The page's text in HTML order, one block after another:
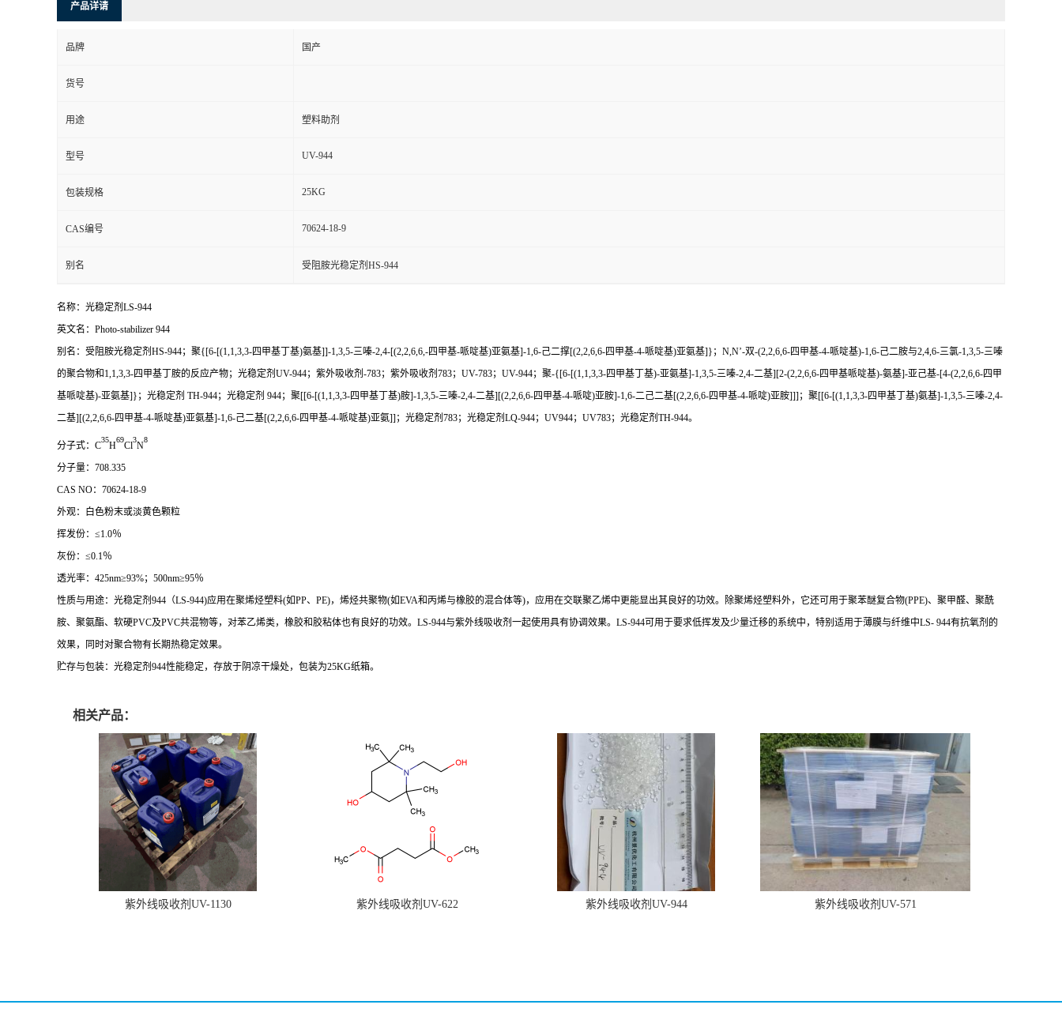
产品详请
品牌 国产
货号
用途 塑料助剂
型号 UV-944
包装规格 25KG
CAS编号 70624-18-9
别名 受阻胺光稳定剂HS-944
名称：光稳定剂LS-944
英文名：Photo-stabilizer 944
别名：受阻胺光稳定剂HS-944； 聚{[6-[(1,1,3,3-四甲基丁基)氨基]]-1,3,5-三嗪-2,4-[(2,2,6,6,-四甲基-哌啶基)亚氨基]-1,6-己二撑[(2,2,6,6-四甲基-4-哌啶基)亚氨基]} ； N,N’-双-(2,2,6,6-四甲基-4-哌啶基)-1,6-己二胺与2,4,6-三氯-1,3,5-三嗪
的聚合物和 1,1,3,3-四甲基丁胺的反应产物；光稳定剂 UV-944；紫外吸收剂 -783；紫外吸收剂783；UV-783；UV-944；聚-{[6-[(1,1,3,3-四甲基丁基)-亚氨基]-1,3,5-三嗪-2,4-二基][2-(2,2,6,6-四甲基哌啶基)-氨基]-亚己基-[4-(2,2,6,6-四甲
基哌啶基)-亚氨基]} ；光稳定剂 TH-944；光稳定剂 944；聚[[6-[(1,1,3,3-四甲基丁基)胺]-1,3,5-三嗪-2,4-二基][(2,2,6,6-四甲基-4-哌啶)亚胺]-1,6-二己二基[(2,2,6,6-四甲基-4-哌啶)亚胺]]] ；聚[[6-[(1,1,3,3-四甲基丁基)氨基]-1,3,5-三嗪-2,4-
二基][(2,2,6,6-四甲基-4-哌啶基)亚氨基]-1,6-己二基[(2,2,6,6-四甲基-4-哌啶基)亚氨]] ；光稳定剂 783；光稳定剂LQ-944；UV944；UV783；光稳定剂TH-944。
分子式：C
35
H
69
Cl
3
N
8
分子量：708.335
CAS NO： 70624-18-9
外观：白色粉末或淡黄色颗粒
挥发份： ≤1.0％
灰份： ≤0.1％
透光率：425nm≥93%； 500nm≥95％
性质与用途：光稳定剂944（LS-944)应用在聚烯烃塑料(如PP、 PE)，烯烃共聚物(如EVA和丙烯与橡胶的混合体等)，应用在交联聚乙烯中更能显出其良好的功效。除聚烯烃塑料外，它还可用于聚苯醚复合物(PPE)、聚甲醛、聚酰
胺、聚氨酯、软硬PVC及PVC共混物等，对苯乙烯类，橡胶和胶粘体也有良好的功效。LS-944与紫外线吸收剂一起使用具有协调效果。LS-944可用于要求低挥发及少量迁移的系统中，特别适用于薄膜与纤维中LS- 944有抗氧剂的
效果，同时对聚合物有长期热稳定效果。
贮存与包装：光稳定剂944性能稳定，存放于阴凉干燥处，包装为25KG纸箱。
相关产品：
紫外线吸收剂UV-1130 紫外线吸收剂UV-622 紫外线吸收剂UV-944 紫外线吸收剂UV-571